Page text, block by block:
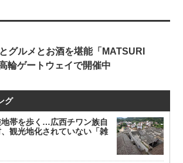
グルメとお酒を堪能「MATSURI
輪ゲートウェイで開催中
グ
帯を歩く…広西チワン族自
観光地化されていない「雑